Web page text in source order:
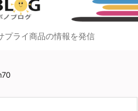
プライ商品の情報を発信